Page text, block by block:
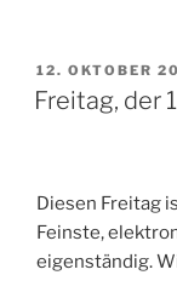
AM
12. OKTOBER
Freitag, der
Diesen Freitag
Feinste,
eigenständig.